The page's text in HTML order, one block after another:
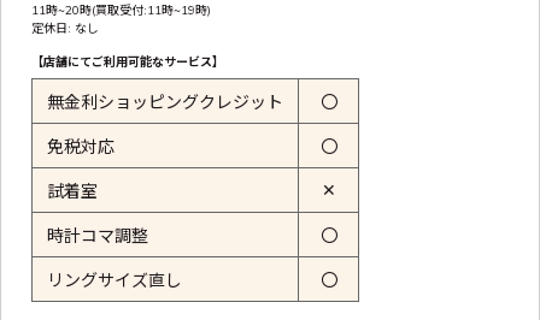
11時~20時(買取受付:11時~19時)
定休日: なし
【店舗にてご利用可能なサービス】
無金利ショッピングクレジット 〇
免税対応 〇
試着室 ✕
時計コマ調整 〇
リングサイズ直し 〇